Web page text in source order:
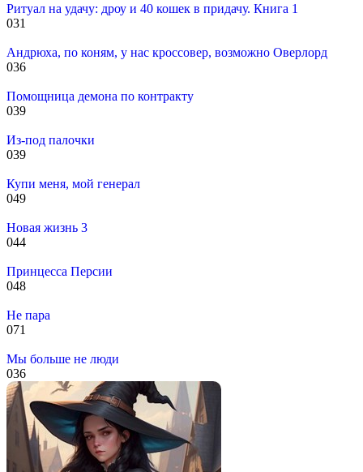
Ритуал на удачу: дроу и 40 кошек в придачу. Книга 1
031
Андрюха, по коням, у нас кроссовер, возможно Оверлорд
036
Помощница демона по контракту
039
Из-под палочки
039
Купи меня, мой генерал
049
Новая жизнь 3
044
Принцесса Персии
048
Не пара
071
Мы больше не люди
036